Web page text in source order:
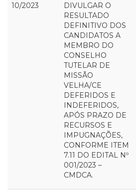
10/2023
DIVULGAR O
RESULTADO
DEFINITIVO DOS
CANDIDATOS A
MEMBRO DO
CONSELHO
TUTELAR DE
MISSÃO
VELHA/CE
DEFERIDOS E
INDEFERIDOS,
APÓS PRAZO DE
RECURSOS E
IMPUGNAÇÕES,
CONFORME ITEM
7.11 DO EDITAL Nº
001/2023 –
CMDCA.